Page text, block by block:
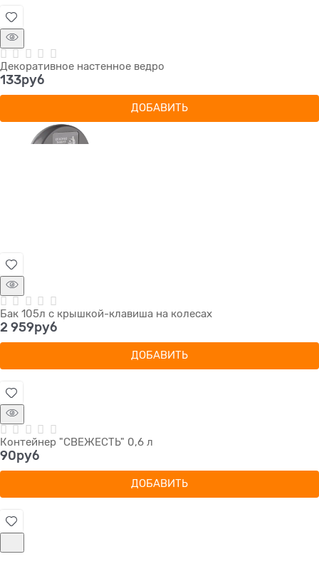
Декоративное настенное ведро
133руб
ДОБАВИТЬ
Бак 105л с крышкой-клавиша на колесах
2 959руб
ДОБАВИТЬ
Контейнер "СВЕЖЕСТЬ" 0,6 л
90руб
ДОБАВИТЬ